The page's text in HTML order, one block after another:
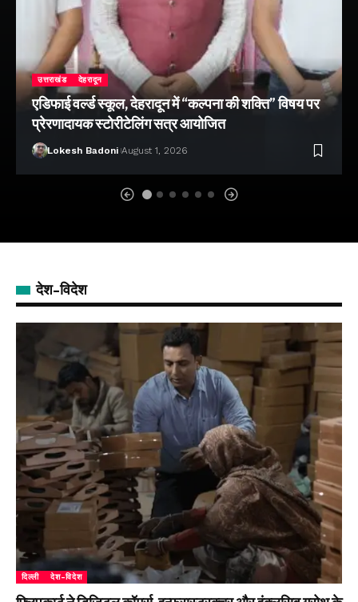
उत्तराखंड देहरादून
एडिफाई वर्ल्ड स्कूल, देहरादून में “कल्पना की शक्ति” विषय पर
प्रेरणादायक स्टोरीटेलिंग सत्र आयोजित
Lokesh Badoni August 1, 2026
देश-विदेश
दिल्ली देश-विदेश